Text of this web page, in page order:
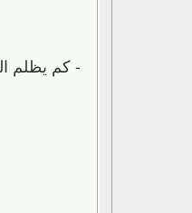
-‏ كم يظلم